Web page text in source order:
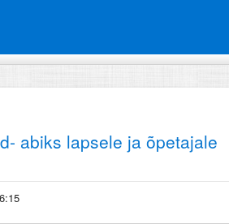
abiks lapsele ja õpetajale